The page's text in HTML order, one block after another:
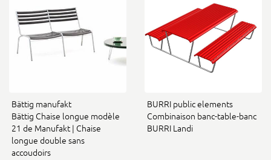
Bättig manufakt
Bättig Chaise longue modèle
21 de Manufakt | Chaise
longue double sans
accoudoirs
BURRI public elements
Combinaison banc-table-banc
BURRI Landi